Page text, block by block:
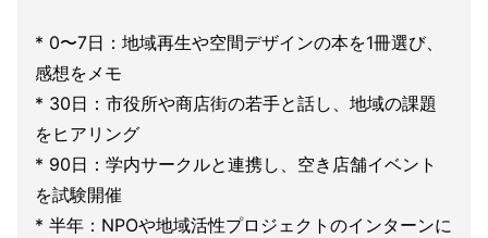
* 0〜7日：地域再生や空間デザインの本を1冊選び、
感想をメモ
* 30日：市役所や商店街の若手と話し、地域の課題
をヒアリング
* 90日：学内サークルと連携し、空き店舗イベント
を試験開催
* 半年：NPOや地域活性プロジェクトのインターンに